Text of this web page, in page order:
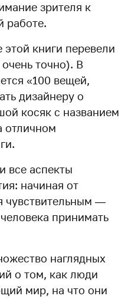
зрителя к
работе.
книги перевели
точно). В
«100 вещей,
дизайнеру о
косяк с названием
отличном
все аспекты
начиная от
чувствительным —
принимать
наглядных
о том, как люди
мир, на что они